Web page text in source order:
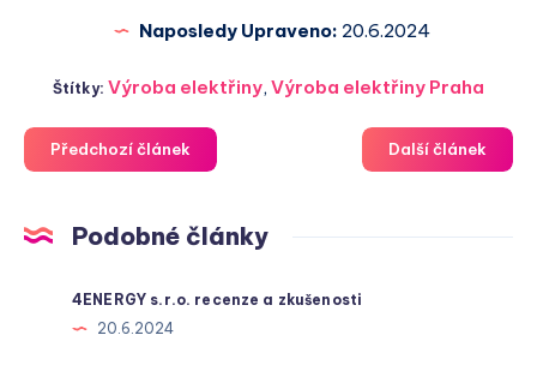
Naposledy Upraveno: 20.6.2024
Štítky:Výroba elektřiny,Výroba elektřiny Praha
Předchozí článek Další článek
Podobné články
4ENERGY s.r.o. recenze a zkušenosti
20.6.2024